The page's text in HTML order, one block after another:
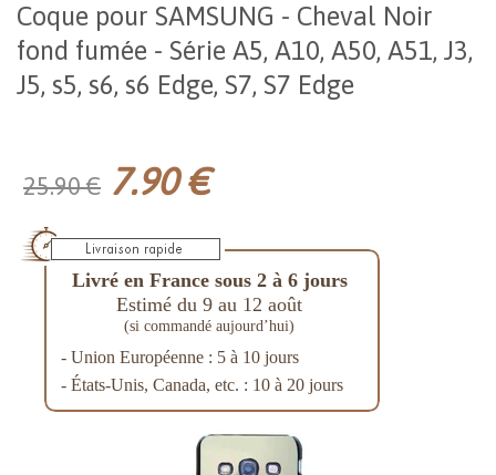
Coque pour SAMSUNG - Cheval Noir
fond fumée - Série A5, A10, A50, A51, J3,
J5, s5, s6, s6 Edge, S7, S7 Edge
25.90 € 7.90 €
Livré en France sous 2 à 6 jours
Estimé du 9 au 12 août
(si commandé aujourd’hui)
- Union Européenne : 5 à 10 jours
- États-Unis, Canada, etc. : 10 à 20 jours